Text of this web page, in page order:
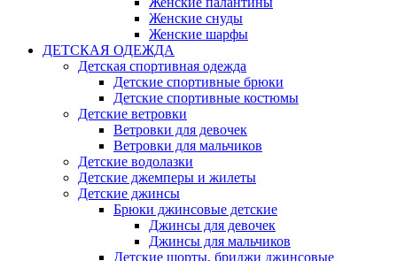
Женские снуды
Женские шарфы
ДЕТСКАЯ ОДЕЖДА
Детская спортивная одежда
Детские спортивные брюки
Детские спортивные костюмы
Детские ветровки
Ветровки для девочек
Ветровки для мальчиков
Детские водолазки
Детские джемперы и жилеты
Детские джинсы
Брюки джинсовые детские
Джинсы для девочек
Джинсы для мальчиков
Детские шорты, бриджи джинсовые